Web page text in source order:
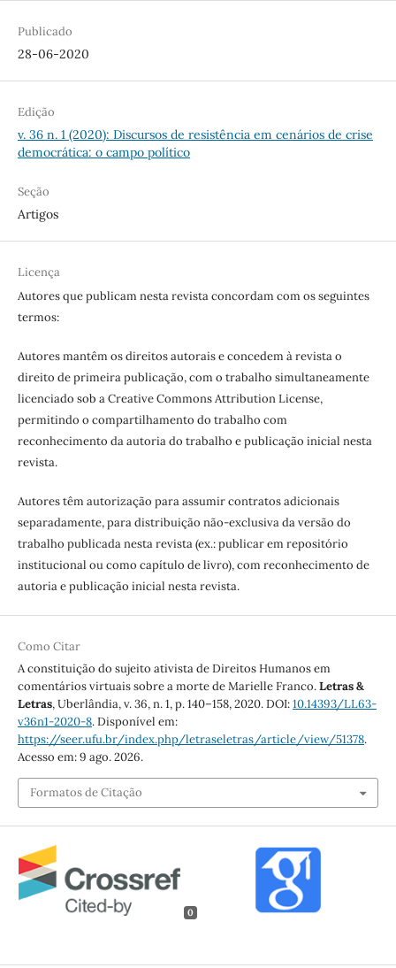
Publicado
28-06-2020
Edição
v. 36 n. 1 (2020): Discursos de resistência em cenários de crise
democrática: o campo político
Seção
Artigos
Licença
Autores que publicam nesta revista concordam com os seguintes
termos:
Autores mantêm os direitos autorais e concedem à revista o
direito de primeira publicação, com o trabalho simultaneamente
licenciado sob a Creative Commons Attribution License,
permitindo o compartilhamento do trabalho com
reconhecimento da autoria do trabalho e publicação inicial nesta
revista.
Autores têm autorização para assumir contratos adicionais
separadamente, para distribuição não-exclusiva da versão do
trabalho publicada nesta revista (ex.: publicar em repositório
institucional ou como capítulo de livro), com reconhecimento de
autoria e publicação inicial nesta revista.
Como Citar
A constituição do sujeito ativista de Direitos Humanos em
comentários virtuais sobre a morte de Marielle Franco.Letras &
Letras, Uberlândia, v. 36, n. 1, p. 140–158, 2020. DOI:10.14393/LL63-
v36n1-2020-8. Disponível em:
https://seer.ufu.br/index.php/letraseletras/article/view/51378.
Acesso em: 9 ago. 2026.
Formatos de Citação
0